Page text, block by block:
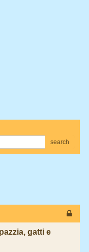
search
gatti e